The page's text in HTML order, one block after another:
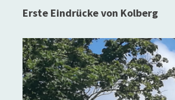
Erste Eindrücke von Kolberg